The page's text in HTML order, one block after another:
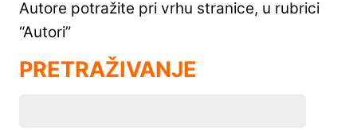
Autore potražite pri vrhu stranice, u rubrici
“Autori”
PRETRAŽIVANJE